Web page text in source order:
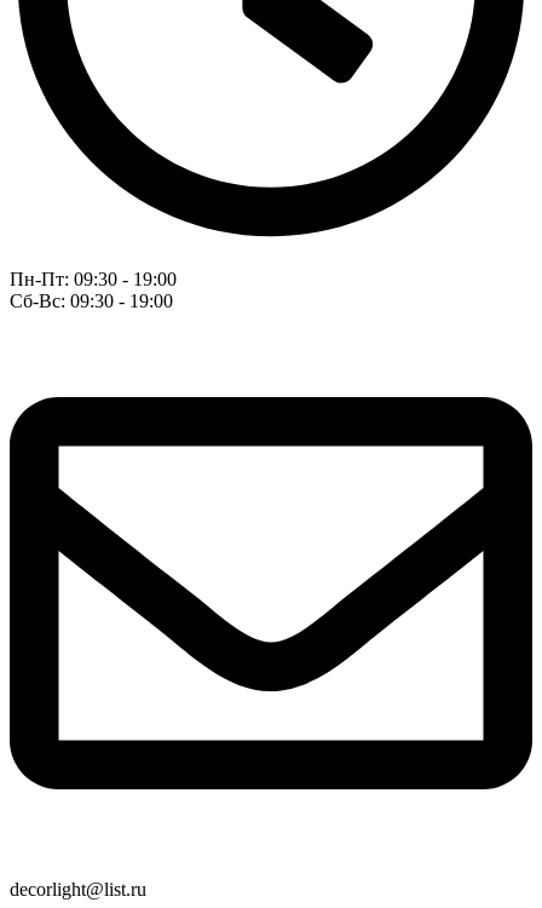
Пн-Пт: 09:30 - 19:00
Сб-Вс: 09:30 - 19:00
decorlight@list.ru